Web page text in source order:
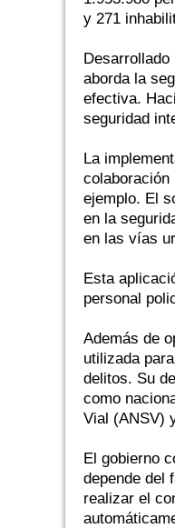
y 271
aborda la
efectiva.
seguridad
La
colaboración
ejemplo. El
en la
en las vías
Esta
personal
Además de
utilizada
delitos. Su
como
Vial (ANSV)
El gobierno
depende del
realizar el